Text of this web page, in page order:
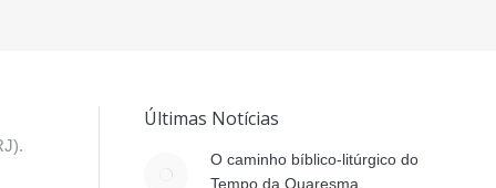
Últimas Notícias
O caminho bíblico-litúrgico do
Tempo da Quaresma